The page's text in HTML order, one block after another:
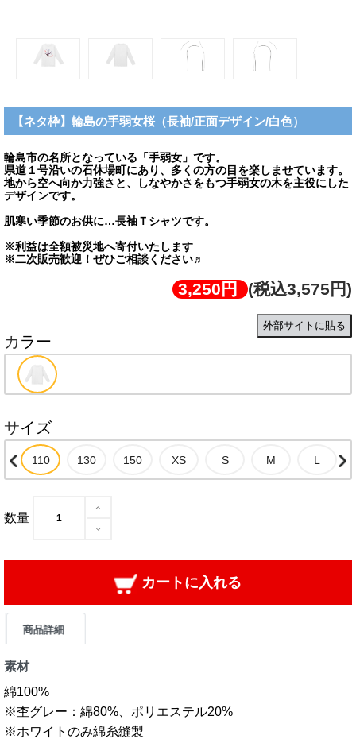
【ネタ枠】輪島の手弱女桜（長袖/正面デザイン/白色）
輪島市の名所となっている「手弱女」です。
県道１号沿いの石休場町にあり、多くの方の目を楽しませています。
地から空へ向か力強さと、しなやかさをもつ手弱女の木を主役にした
デザインです。
肌寒い季節のお供に…長袖Ｔシャツです。
※利益は全額被災地へ寄付いたします
※二次販売歓迎！ぜひご相談ください♬
3,250円 (税込3,575円)
外部サイトに貼る
カラー
サイズ
数量
カートに入れる
商品詳細
素材
綿100%
※杢グレー：綿80%、ポリエステル20%
※ホワイトのみ綿糸縫製